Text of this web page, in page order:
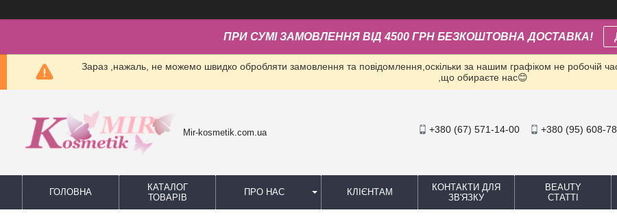
ПРИ СУМІ ЗАМОВЛЕННЯ ВІД 4500 ГРН БЕЗКОШТОВНА ДОСТАВКА!
Зараз ,нажаль, не можемо швидко обробляти замовлення та повідомлення,оскільки за нашим графіком не робочій
,що обираєте нас😊
Mir-kosmetik.com.ua +380 (67) 571-14-00 +380 (95) 608-
ГОЛОВНА
КАТАЛОГ
ТОВАРІВ
ПРО НАС КЛІЄНТАМ
КОНТАКТИ ДЛЯ
ЗВ'ЯЗКУ
BEAUTY
СТАТТІ